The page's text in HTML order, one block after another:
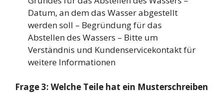
Datum, an dem das Wasser abgestellt
werden soll – Begründung für das
Abstellen des Wassers – Bitte um
Verständnis und Kundenservicekontakt für
weitere Informationen
Frage 3: Welche Teile hat ein Musterschreiben